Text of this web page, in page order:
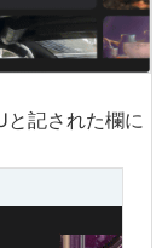
と記された欄に